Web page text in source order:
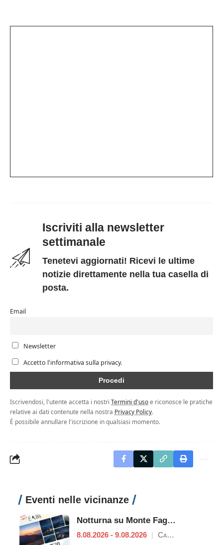
Iscriviti alla newsletter
settimanale
Tenetevi aggiornati! Ricevi le ultime
notizie direttamente nella tua casella di
posta.
Email
Newsletter
Accetto l'informativa sulla privacy.
Iscrivendosi, l'utente accetta i nostri Termini d'usoe riconosce le pratiche
relative ai dati contenute nella nostra Privacy Policy.
È possibile annullare l'iscrizione in qualsiasi momento.
Eventi nelle vicinanze
Notturna su Monte Faggeto
8.08.2026 - 9.08.2026 | Campodimele